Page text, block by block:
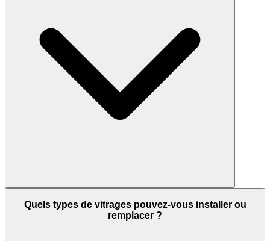
Quels types de vitrages pouvez-vous installer ou
remplacer ?